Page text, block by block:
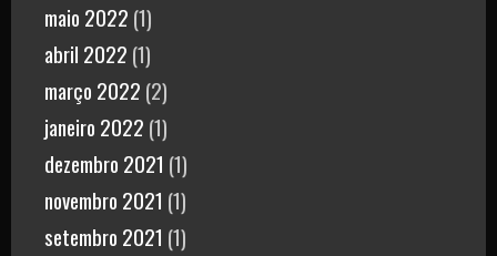
maio 2022 (1)
abril 2022 (1)
março 2022 (2)
janeiro 2022 (1)
dezembro 2021 (1)
novembro 2021 (1)
setembro 2021 (1)